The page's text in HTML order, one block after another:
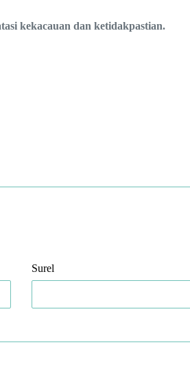
kekacauan dan ketidakpastian.
Surel